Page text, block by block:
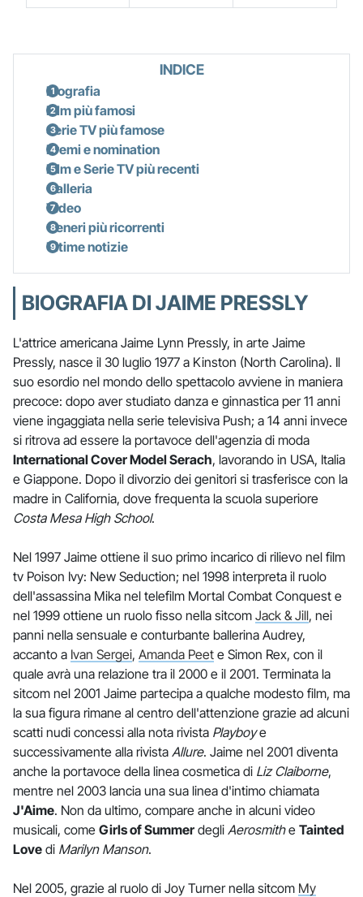
INDICE
Biografia
Film più famosi
Serie TV più famose
Premi e nomination
Film e Serie TV più recenti
Galleria
Video
Generi più ricorrenti
Ultime notizie
BIOGRAFIA DI JAIME PRESSLY
L'attrice americana Jaime Lynn Pressly, in arte Jaime
Pressly, nasce il 30 luglio 1977 a Kinston (North Carolina). Il
suo esordio nel mondo dello spettacolo avviene in maniera
precoce: dopo aver studiato danza e ginnastica per 11 anni
viene ingaggiata nella serie televisiva Push; a 14 anni invece
si ritrova ad essere la portavoce dell'agenzia di moda
International Cover Model Serach, lavorando in USA, Italia
e Giappone. Dopo il divorzio dei genitori si trasferisce con la
madre in California, dove frequenta la scuola superiore
Costa Mesa High School.
Nel 1997 Jaime ottiene il suo primo incarico di rilievo nel film
tv Poison Ivy: New Seduction; nel 1998 interpreta il ruolo
dell'assassina Mika nel telefilm Mortal Combat Conquest e
nel 1999 ottiene un ruolo fisso nella sitcom Jack & Jill, nei
panni nella sensuale e conturbante ballerina Audrey,
accanto a Ivan Sergei, Amanda Peet e Simon Rex, con il
quale avrà una relazione tra il 2000 e il 2001. Terminata la
sitcom nel 2001 Jaime partecipa a qualche modesto film, ma
la sua figura rimane al centro dell'attenzione grazie ad alcuni
scatti nudi concessi alla nota rivista Playboye
successivamente alla rivista Allure. Jaime nel 2001 diventa
anche la portavoce della linea cosmetica di Liz Claiborne,
mentre nel 2003 lancia una sua linea d'intimo chiamata
J'Aime. Non da ultimo, compare anche in alcuni video
musicali, come Girls of Summer degli Aerosmithe Tainted
Love di Marilyn Manson.
Nel 2005, grazie al ruolo di Joy Turner nella sitcom My